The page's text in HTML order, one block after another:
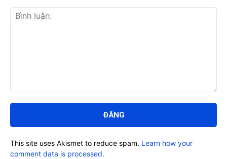
luận:
This site uses Akismet to reduce spam. Learn how your
comment data is processed.